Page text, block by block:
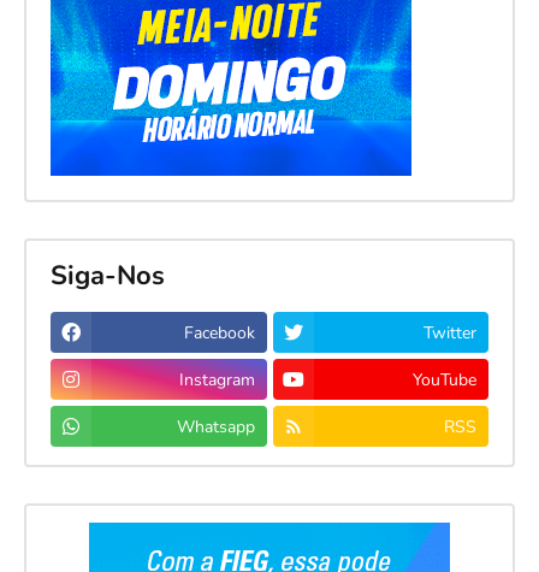
Siga-Nos
Facebook Twitter
Instagram YouTube
Whatsapp RSS